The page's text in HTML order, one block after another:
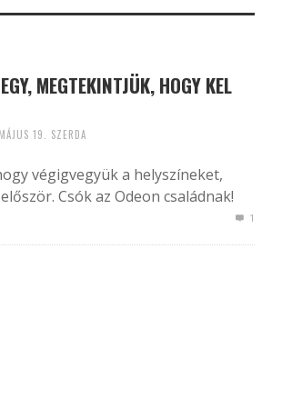
MEGTEKINTJÜK, HOGY KEL
19. SZERDA
végigvegyük a helyszíneket,
Csók az Odeon családnak!
1